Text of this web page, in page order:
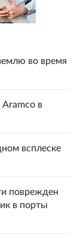
во время
в
всплеске
поврежден
в порты